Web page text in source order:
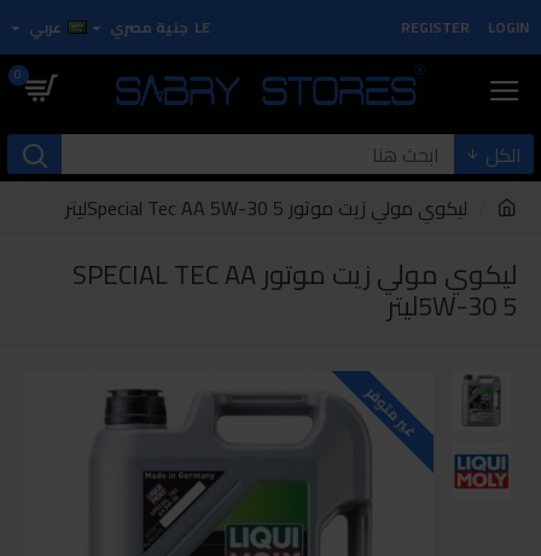
LOGIN
REGISTER
LE جنية مصري عربي
0
الكل
ليكوي مولي زيت موتور Special Tec AA 5W-30 5ليتر
ليكوي مولي زيت موتور SPECIAL TEC AA
5W-30 5ليتر
غير متوفر